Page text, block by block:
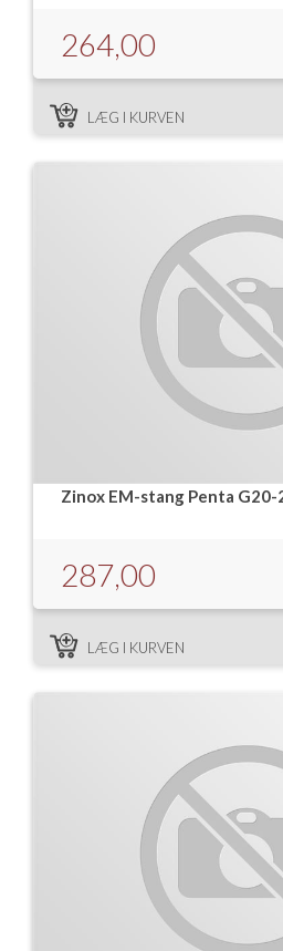
264,00
LÆG I KURVEN
Zinox EM-stang Penta G20-
287,00
LÆG I KURVEN